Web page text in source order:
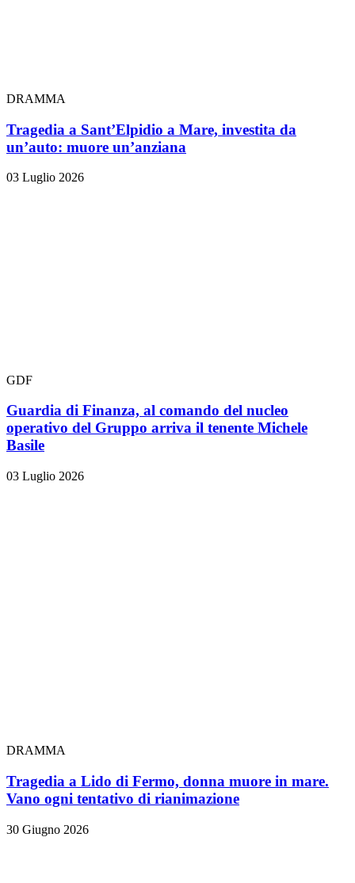
DRAMMA
Tragedia a Sant’Elpidio a Mare, investita da
un’auto: muore un’anziana
03 Luglio 2026
GDF
Guardia di Finanza, al comando del nucleo
operativo del Gruppo arriva il tenente Michele
Basile
03 Luglio 2026
DRAMMA
Tragedia a Lido di Fermo, donna muore in mare.
Vano ogni tentativo di rianimazione
30 Giugno 2026